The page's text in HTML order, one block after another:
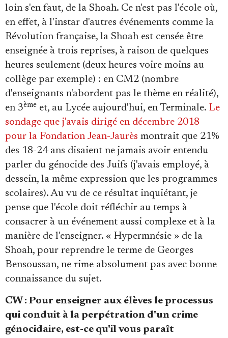
loin s'en faut, de la Shoah. Ce n'est pas l'école où,
en effet, à l'instar d'autres événements comme la
Révolution française, la Shoah est censée être
enseignée à trois reprises, à raison de quelques
heures seulement (deux heures voire moins au
collège par exemple) : en CM2 (nombre
d'enseignants n'abordent pas le thème en réalité),
en 3ème et, au Lycée aujourd'hui, en Terminale. Le
sondage que j'avais dirigé en décembre 2018
pour la Fondation Jean-Jaurès montrait que 21%
des 18-24 ans disaient ne jamais avoir entendu
parler du génocide des Juifs (j'avais employé, à
dessein, la même expression que les programmes
scolaires). Au vu de ce résultat inquiétant, je
pense que l'école doit réfléchir au temps à
consacrer à un événement aussi complexe et à la
manière de l'enseigner. « Hypermnésie » de la
Shoah, pour reprendre le terme de Georges
Bensoussan, ne rime absolument pas avec bonne
connaissance du sujet.
CW : Pour enseigner aux élèves le processus
qui conduit à la perpétration d'un crime
génocidaire, est-ce qu'il vous paraît